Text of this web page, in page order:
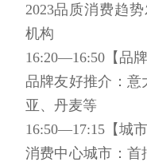
2023品质消费趋
机构
16:20—16:50【品牌
品牌友好推介：
亚、丹麦等
16:50—17:15【城市
消费中心城市：首